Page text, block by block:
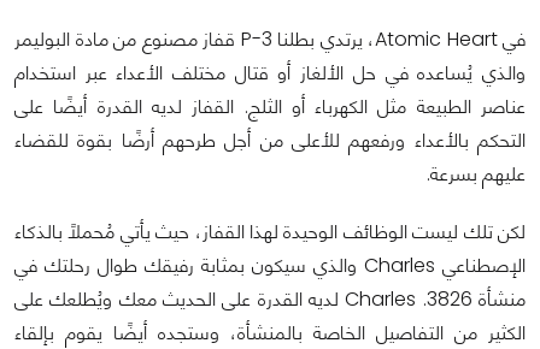
في Atomic Heart، يرتدي بطلنا P-3 قفاز مصنوع من مادة البوليمر
والذي يُساعده في حل الألغاز أو قتال مختلف الأعداء عبر استخدام
عناصر الطبيعة مثل الكهرباء أو الثلج. القفاز لديه القدرة أيضًا على
التحكم بالأعداء ورفعهم للأعلى من أجل طرحهم أرضًا بقوة للقضاء
عليهم بسرعة.
لكن تلك ليست الوظائف الوحيدة لهذا القفاز، حيث يأتي مُحملاً بالذكاء
الإصطناعي Charles والذي سيكون بمثابة رفيقك طوال رحلتك في
منشأة 3826. Charles لديه القدرة على الحديث معك ويُطلعك على
الكثير من التفاصيل الخاصة بالمنشأة، وستجده أيضًا يقوم بإلقاء